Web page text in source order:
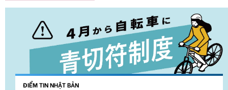
ĐIỂM TIN NHẬT BẢN